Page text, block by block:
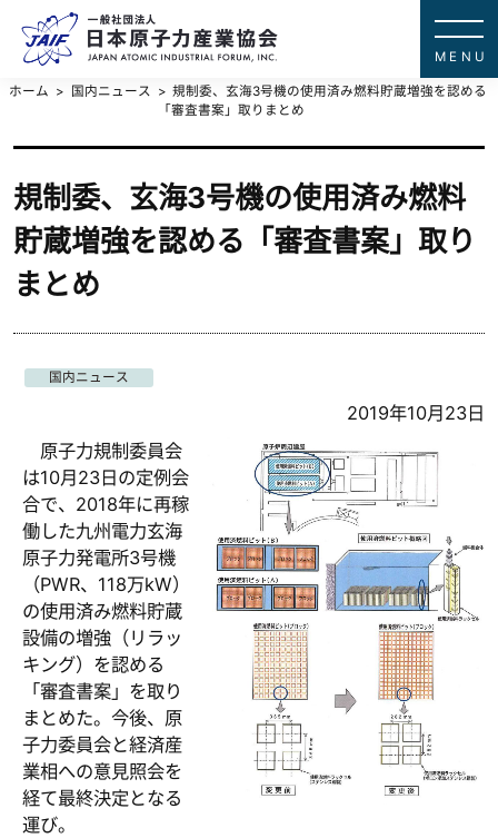
ホーム 国内ニュース
規制委、玄海3号機の使用済み燃料貯蔵増強を認める
「審査書案」取りまとめ
規制委、玄海3号機の使用済み燃料
貯蔵増強を認める「審査書案」取り
まとめ
国内ニュース
2019年10月23日
原子力規制委員会
は10月23日の定例会
合で、2018年に再稼
働した九州電力玄海
原子力発電所3号機
（PWR、118万kW）
の使用済み燃料貯蔵
設備の増強（リラッ
キング）を認める
「審査書案」を取り
まとめた。今後、原
子力委員会と経済産
業相への意見照会を
経て最終決定となる
運び。